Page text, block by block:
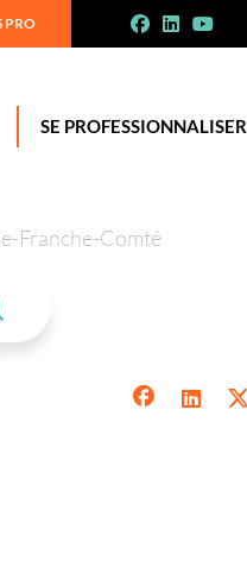
PRO
SE PROFESSIONNALISER
Franche-Comté